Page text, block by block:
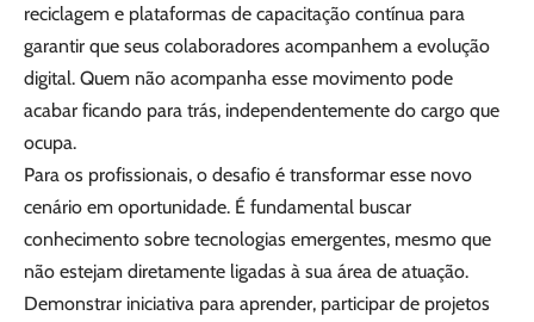
reciclagem e plataformas de capacitação contínua para
garantir que seus colaboradores acompanhem a evolução
digital. Quem não acompanha esse movimento pode
acabar ficando para trás, independentemente do cargo que
ocupa.
Para os profissionais, o desafio é transformar esse novo
cenário em oportunidade. É fundamental buscar
conhecimento sobre tecnologias emergentes, mesmo que
não estejam diretamente ligadas à sua área de atuação.
Demonstrar iniciativa para aprender, participar de projetos